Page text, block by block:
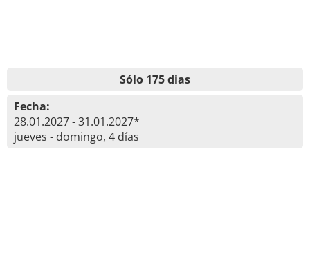
Sólo 175 dias
Fecha:
28.01.2027 - 31.01.2027*
jueves - domingo, 4 días